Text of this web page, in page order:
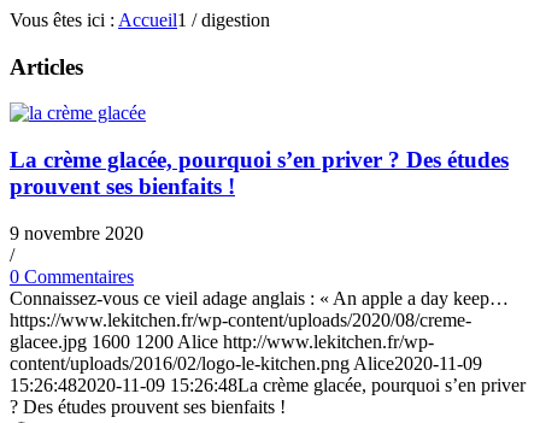
Vous êtes ici : Accueil1 / digestion
Articles
La crème glacée, pourquoi s’en priver ? Des études
prouvent ses bienfaits !
9 novembre 2020
/
0 Commentaires
Connaissez-vous ce vieil adage anglais : « An apple a day keep…
https://www.lekitchen.fr/wp-content/uploads/2020/08/creme-
glacee.jpg 1600 1200 Alice http://www.lekitchen.fr/wp-
content/uploads/2016/02/logo-le-kitchen.png Alice2020-11-09
15:26:482020-11-09 15:26:48La crème glacée, pourquoi s’en priver
? Des études prouvent ses bienfaits !